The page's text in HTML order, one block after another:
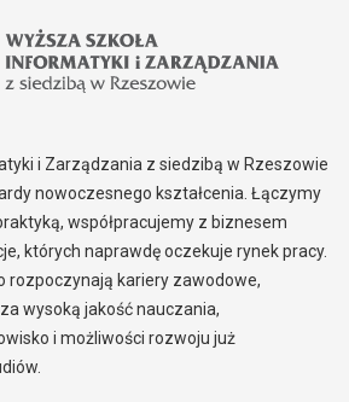
i Zarządzania z siedzibą w Rzeszowie
nowoczesnego kształcenia. Łączymy
współpracujemy z biznesem
których naprawdę oczekuje rynek pracy.
rozpoczynają kariery zawodowe,
wysoką jakość nauczania,
i możliwości rozwoju już